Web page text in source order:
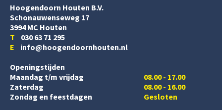
Hoogendoorn Houten B.V.
Schonauwenseweg 17
3994 MC Houten
T 030 63 71 295
E info@hoogendoornhouten.nl
Openingstijden
Maandag t/m vrijdag
Zaterdag
08.00 - 17.00
08.00 - 16.00
Zondag en feestdagen
Gesloten